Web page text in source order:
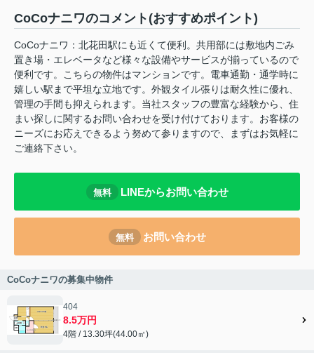
CoCoナニワのコメント(おすすめポイント)
CoCoナニワ：北花田駅にも近くて便利。共用部には敷地内ごみ
置き場・エレベータなど様々な設備やサービスが揃っているので
便利です。こちらの物件はマンションです。電車通勤・通学時に
嬉しい駅まで平坦な立地です。外観タイル張りは耐久性に優れ、
管理の手間も抑えられます。当社スタッフの豊富な経験から、住
まい探しに関するお問い合わせを受け付けております。お客様の
ニーズにお応えできるよう努めて参りますので、まずはお気軽に
ご連絡下さい。
無料 LINEからお問い合わせ
無料 お問い合わせ
CoCoナニワの募集中物件
404
8.5万円
4階 / 13.30坪(44.00㎡)